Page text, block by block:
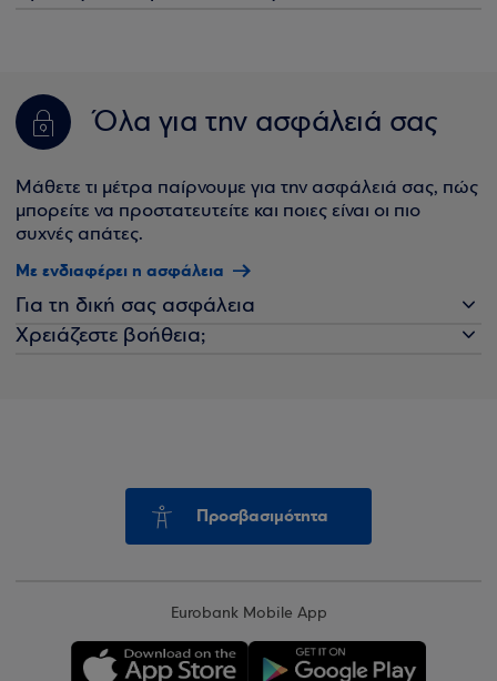
Όλα για την ασφάλειά σας
Μάθετε τι μέτρα παίρνουμε για την ασφάλειά σας, πώς
μπορείτε να προστατευτείτε και ποιες είναι οι πιο
συχνές απάτες.
Με ενδιαφέρει η ασφάλεια
Για τη δική σας ασφάλεια
Χρειάζεστε βοήθεια;
Προσβασιμότητα
Eurobank Mobile App